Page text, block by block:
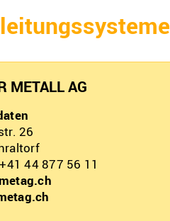
METALL AG
26
44 877 56 11